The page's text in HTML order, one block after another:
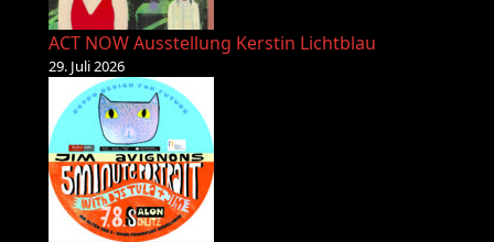
ACT NOW Ausstellung Kerstin Lichtblau
29. Juli 2026